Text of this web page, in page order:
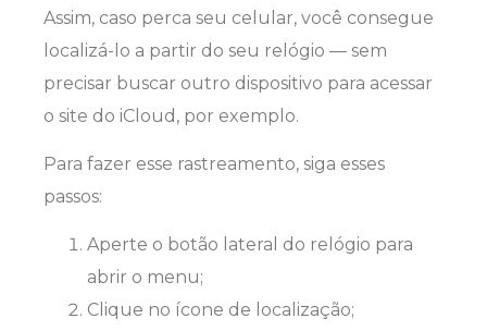
Assim, caso perca seu celular, você consegue
localizá-lo a partir do seu relógio — sem
precisar buscar outro dispositivo para acessar
o site do iCloud, por exemplo.
Para fazer esse rastreamento, siga esses
passos:
Aperte o botão lateral do relógio para
abrir o menu;
Clique no ícone de localização;